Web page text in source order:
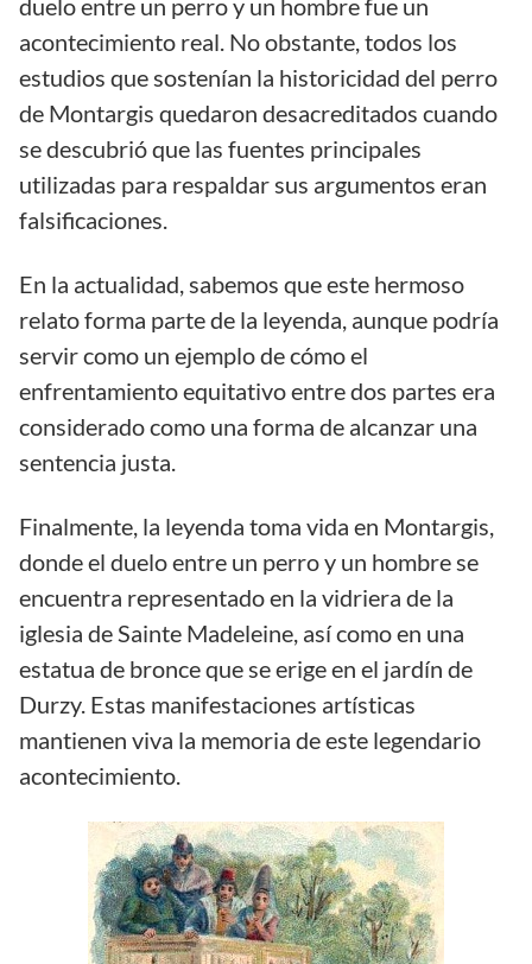
duelo entre un perro y un hombre fue un
acontecimiento real. No obstante, todos los
estudios que sostenían la historicidad del perro
de Montargis quedaron desacreditados cuando
se descubrió que las fuentes principales
utilizadas para respaldar sus argumentos eran
falsificaciones.
En la actualidad, sabemos que este hermoso
relato forma parte de la leyenda, aunque podría
servir como un ejemplo de cómo el
enfrentamiento equitativo entre dos partes era
considerado como una forma de alcanzar una
sentencia justa.
Finalmente, la leyenda toma vida en Montargis,
donde el duelo entre un perro y un hombre se
encuentra representado en la vidriera de la
iglesia de Sainte Madeleine, así como en una
estatua de bronce que se erige en el jardín de
Durzy. Estas manifestaciones artísticas
mantienen viva la memoria de este legendario
acontecimiento.